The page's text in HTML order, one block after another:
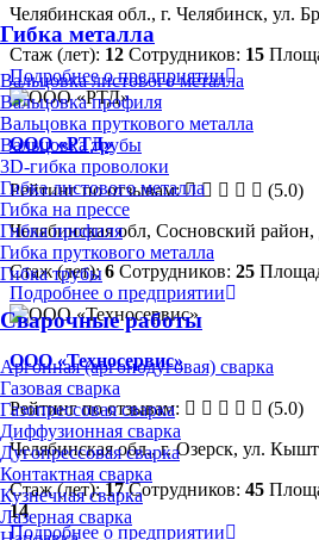
Гибка металла
Вальцовка листового металла
Вальцовка профиля
Вальцовка пруткового металла
Вальцовка трубы
3D-гибка проволоки
Гибка листового металла
Гибка на прессе
Гибка профиля
Гибка пруткового металла
Гибка трубы
Сварочные работы
Аргонная (аргонодуговая) сварка
Газовая сварка
Газопрессовая сварка
Диффузионная сварка
Дугопрессовая сварка
Контактная сварка
Кузнечная сварка
Лазерная сварка
Челябинская обл., г. Челябинск, ул.
Стаж (лет): 12 Сотрудников: 15
Подробнее о предприятии
ООО «РТД»
Рейтинг по отзывам:
(5.0)
Челябинская обл, Сосновский
Стаж (лет):6 Сотрудников: 25
Подробнее о предприятии
ООО «Техносервис»
Рейтинг по отзывам:
(5.0)
Челябинская обл., г. Озерск, ул.
Стаж (лет):17 Сотрудников: 45
14
Подробнее о предприятии